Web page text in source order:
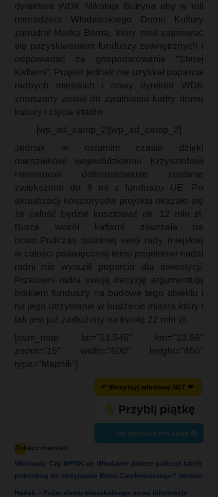
dyrektora WDK Mikołaja Butryna aby w roli
menadżera Włodawskiego Domu Kultury
zatrudnił Marka Bema, który miał zajmować
się pozyskiwaniem funduszy zewnętrznych i
odpowiadać za gospodarowanie "Starej
Kaflarni”. Projekt jednak nie uzyskał poparcia
radnych miejskich i nowy dyrektor WDK
zmuszony został do zwalniania kadry domu
kultury i cięcia etatów .
[wp_ad_camp_2][wp_ad_camp_2]
Jednak w ostatnim czasie dzięki
marszałkowi wojewódzkiemu Krzysztofowi
Hetmanowi dofinansowanie zostanie
zwiększone do 8 ml z funduszu UE. Po
aktualizacji kosztorysów projektu okazało się
że całość będzie kosztować ok. 12 mln zł.
Burza wokół kaflarni zawrzała na
nowo.Podczas ostatniej sesji rady miejskiej
w całości poświęconej temu projektowi nadal
radni nie wyrazili poparcia dla inwestycji.
Przeciwni radni swoją decyzję argumentują
brakiem funduszy na budowę tego obiektu i
na jego utrzymanie w budżecie miasta który i
tak jest już zadłużony na kwotę 22 mln zł.
[osm_map lat="51.545" lon="23.56"
zoom="15" width="600" height="450"
type="Mapnik"]
↶ Wesprzyj wlodawę.NET ❤
lub postaw nam kawę 😍
Zobacz również:
Włodawa: Czy MPGK we Włodawie dobrze policzył taryfę
potrzebną do otrzymania Bonu Ciepłowniczego? /wideo/
Hańsk – Pożar domu mieszkalnego nowe informacje